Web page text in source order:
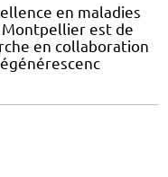
en maladies
Montpellier est de
en collaboration